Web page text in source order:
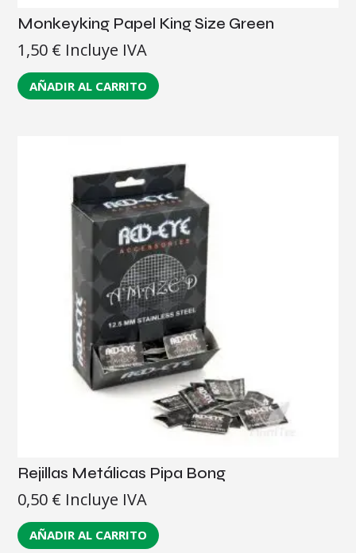
Monkeyking Papel King Size Green
1,50 € Incluye IVA
AÑADIR AL CARRITO
Rejillas Metálicas Pipa Bong
0,50 € Incluye IVA
AÑADIR AL CARRITO